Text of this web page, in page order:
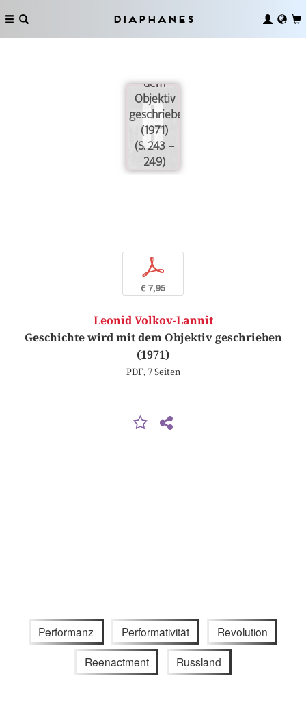
Diaphanes
dem
Objektiv
geschrieben
(1971)
(S. 243 –
249)
p
€ 7,95
Leonid Volkov-Lannit
Geschichte wird mit dem Objektiv geschrieben
(1971)
PDF, 7 Seiten
Performanz Performativität Revolution
Reenactment Russland